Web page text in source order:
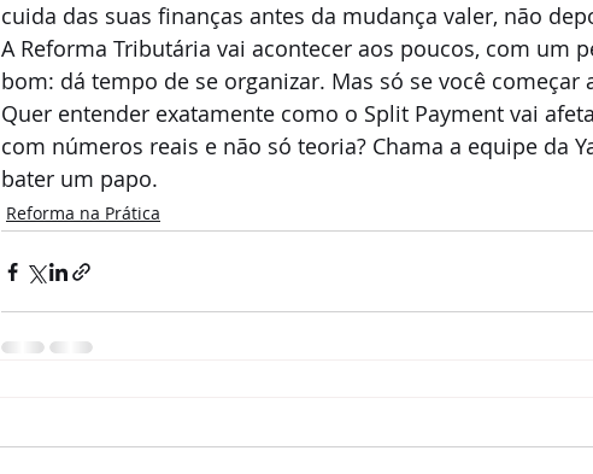
cuida das suas finanças antes da mudança valer, não
A Reforma Tributária vai acontecer aos poucos, com um
bom: dá tempo de se organizar. Mas só se você começar
Quer entender exatamente como o Split Payment vai
com números reais e não só teoria? Chama a equipe da
bater um papo.
Reforma na Prática